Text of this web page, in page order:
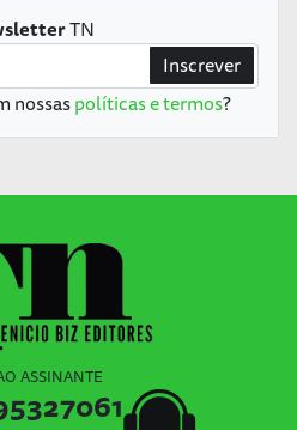
TN
nossaspolíticas e termos?
Inscrever
ASSINANTE